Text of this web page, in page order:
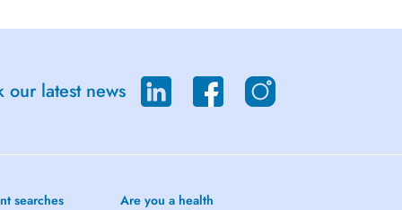
our latest news
searches
Are you a health